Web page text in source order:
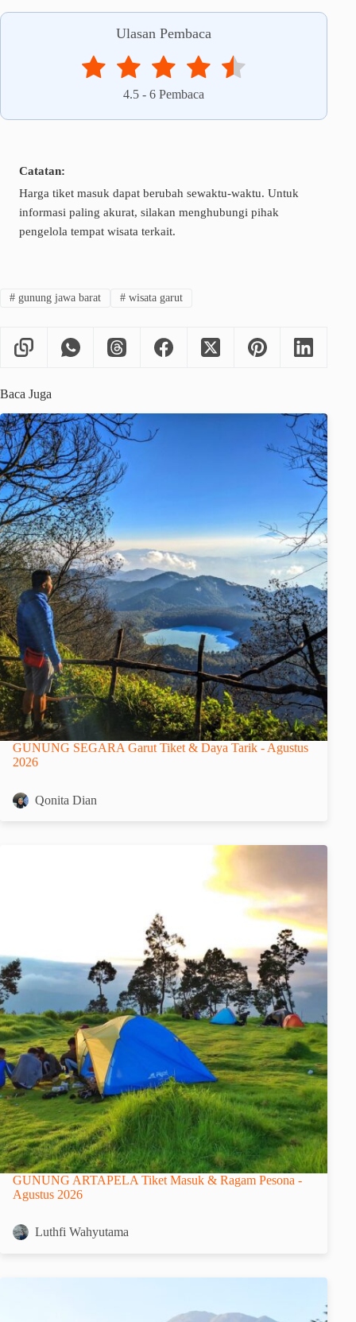
Ulasan Pembaca
4.5 -6 Pembaca
Catatan:
Harga tiket masuk dapat berubah sewaktu-waktu. Untuk
informasi paling akurat, silakan menghubungi pihak
pengelola tempat wisata terkait.
#gunung jawa barat #wisata garut
Baca Juga
GUNUNG SEGARA Garut Tiket & Daya Tarik - Agustus
2026
Qonita Dian
GUNUNG ARTAPELA Tiket Masuk & Ragam Pesona -
Agustus 2026
Luthfi Wahyutama